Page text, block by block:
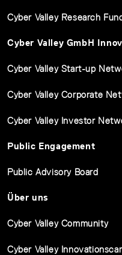
Cyber Valley Research
Cyber Valley GmbH
Cyber Valley Start-up
Cyber Valley Corporate
Cyber Valley Investor
Public Engagement
Public Advisory Board
Über uns
Cyber Valley Community
Cyber Valley